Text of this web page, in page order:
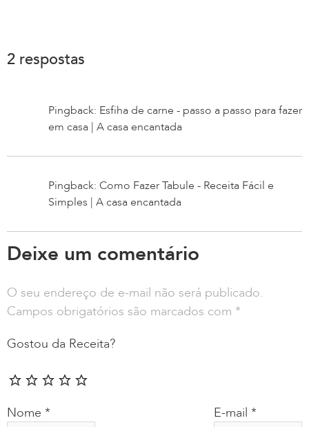
2 respostas
Pingback: Esfiha de carne - passo a passo para fazer
em casa | A casa encantada
Pingback: Como Fazer Tabule - Receita Fácil e
Simples | A casa encantada
Deixe um comentário
O seu endereço de e-mail não será publicado.
Campos obrigatórios são marcados com *
Gostou da Receita?
Nome * E-mail *